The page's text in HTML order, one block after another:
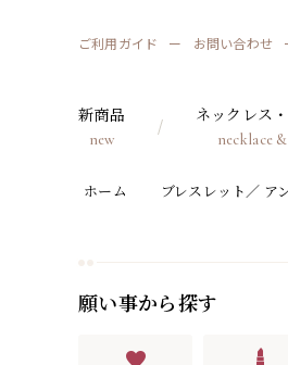
ご利用ガイド お問い合わせ
新商品
new
ネックレス
necklace
ホーム ブレスレット／ ア
願い事から探す